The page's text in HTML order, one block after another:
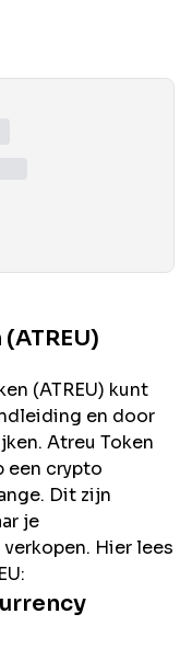
(ATREU) kunt
en door
Atreu Token
een crypto
Dit zijn
je
Hier lees
: